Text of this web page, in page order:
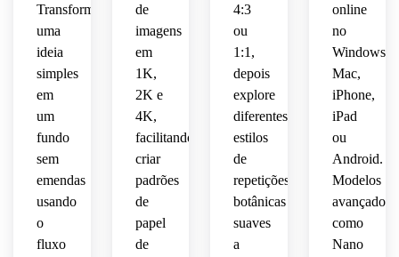
fundos
desktop.
impressões.
decoração,
atmosfera
estrutura
repetitiva
definida
para
um
gráficas
suaves,
vintage
enérgico,
contraste
espaçamento
juvenil
acabamento
brilhante,
de
textura
e
saída
premium
suaves,
com
nítidas,
composição
inspirada
em
galeria,
atmosfera
Transforme
uma
ideia
simples
em
um
fundo
sem
emendas
usando
o
fluxo
de
imagens
em
1K,
2K e
4K,
facilitando
criar
padrões
de
papel
de
4:3
ou
1:1,
depois
explore
diferentes
estilos
de
repetições
botânicas
suaves
a
online
no
Windows,
Mac,
iPhone,
iPad
ou
Android.
Modelos
avançados
como
Nano